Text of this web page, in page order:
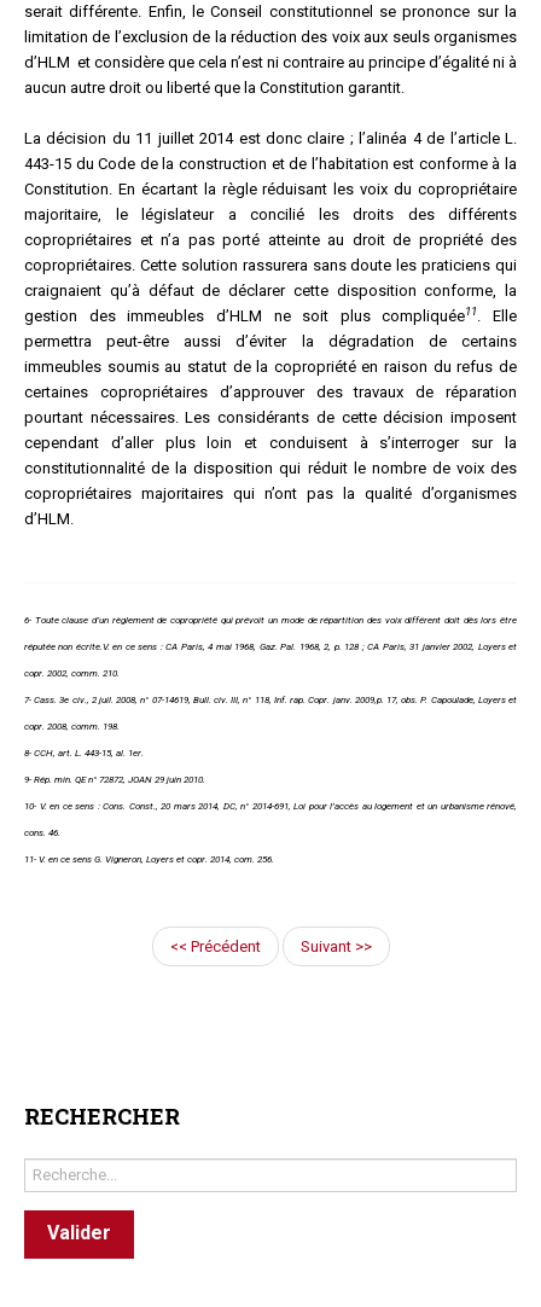
serait différente. Enfin, le Conseil constitutionnel se prononce sur la
limitation de l’exclusion de la réduction des voix aux seuls organismes
d’HLM et considère que cela n’est ni contraire au principe d’égalité ni à
aucun autre droit ou liberté que la Constitution garantit.
La décision du 11 juillet 2014 est donc claire ; l’alinéa 4 de l’article L.
443-15 du Code de la construction et de l’habitation est conforme à la
Constitution. En écartant la règle réduisant les voix du copropriétaire
majoritaire, le législateur a concilié les droits des différents
copropriétaires et n’a pas porté atteinte au droit de propriété des
copropriétaires. Cette solution rassurera sans doute les praticiens qui
craignaient qu’à défaut de déclarer cette disposition conforme, la
gestion des immeubles d’HLM ne soit plus compliquée11
. Elle
permettra peut-être aussi d’éviter la dégradation de certains
immeubles soumis au statut de la copropriété en raison du refus de
certaines copropriétaires d’approuver des travaux de réparation
pourtant nécessaires. Les considérants de cette décision imposent
cependant d’aller plus loin et conduisent à s’interroger sur la
constitutionnalité de la disposition qui réduit le nombre de voix des
copropriétaires majoritaires qui n’ont pas la qualité d’organismes
d’HLM.
6- Toute clause d’un règlement de copropriété qui prévoit un mode de répartition des voix différent doit dès lors être
réputée non écrite.V. en ce sens : CA Paris, 4 mai 1968, Gaz. Pal. 1968, 2, p. 128 ; CA Paris, 31 janvier 2002, Loyers et
copr. 2002, comm. 210.
7- Cass. 3e civ., 2 juil. 2008, n° 07-14619, Bull. civ. III, n° 118, Inf. rap. Copr. janv. 2009,p. 17, obs. P. Capoulade, Loyers et
copr. 2008, comm. 198.
8- CCH, art. L. 443-15, al. 1er.
9- Rép. min. QE n° 72872, JOAN 29 juin 2010.
10- V. en ce sens : Cons. Const., 20 mars 2014, DC, n° 2014-691, Loi pour l’accès au logement et un urbanisme rénové,
cons. 46.
11- V. en ce sens G. Vigneron, Loyers et copr. 2014, com. 256.
<< Précédent Suivant >>
RECHERCHER
Rechercher
Valider